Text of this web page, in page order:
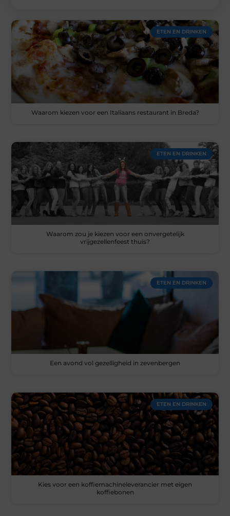
ETEN EN DRINKEN
Waarom kiezen voor een Italiaans restaurant in Breda?
ETEN EN DRINKEN
Waarom zou je kiezen voor een onvergetelijk
vrijgezellenfeest thuis?
ETEN EN DRINKEN
Een avond vol gezelligheid in zevenbergen
ETEN EN DRINKEN
Kies voor een koffiemachineleverancier met eigen
koffiebonen